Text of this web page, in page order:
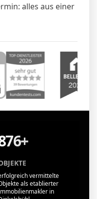
alles aus einer
vermittelte
als etablierter
in